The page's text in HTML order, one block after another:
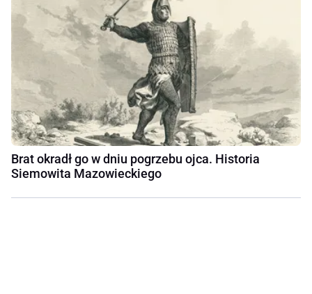
Brat okradł go w dniu pogrzebu ojca. Historia
Siemowita Mazowieckiego